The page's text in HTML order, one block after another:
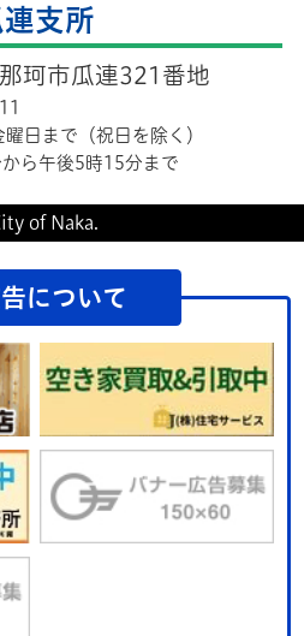
連支所
珂市瓜連321番地
日まで（祝日を除く）
ら午後5時15分まで
of Naka.
について